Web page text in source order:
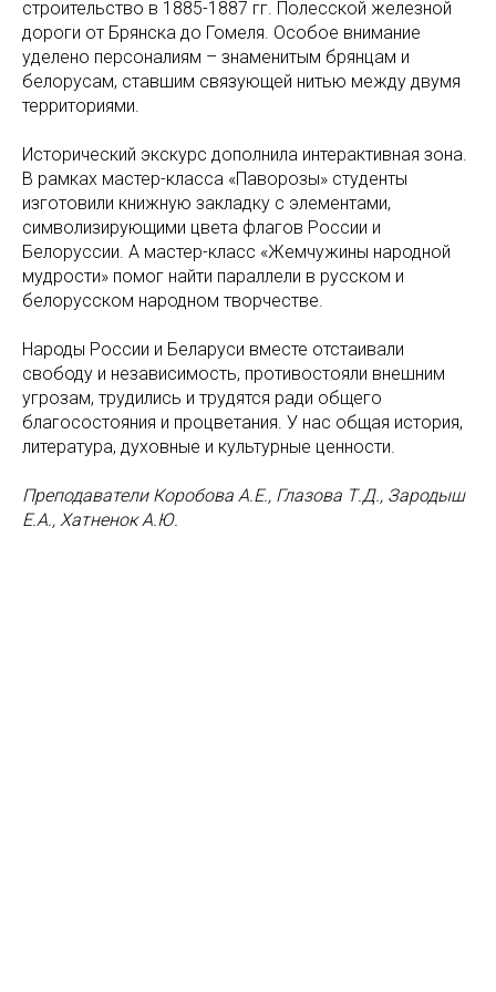
строительство в 1885-1887 гг. Полесской железной
дороги от Брянска до Гомеля. Особое внимание
уделено персоналиям – знаменитым брянцам и
белорусам, ставшим связующей нитью между двумя
территориями.
Исторический экскурс дополнила интерактивная зона.
В рамках мастер-класса «Паворозы» студенты
изготовили книжную закладку с элементами,
символизирующими цвета флагов России и
Белоруссии. А мастер-класс «Жемчужины народной
мудрости» помог найти параллели в русском и
белорусском народном творчестве.
Народы России и Беларуси вместе отстаивали
свободу и независимость, противостояли внешним
угрозам, трудились и трудятся ради общего
благосостояния и процветания. У нас общая история,
литература, духовные и культурные ценности.
Преподаватели Коробова А.Е., Глазова Т.Д., Зародыш
Е.А., Хатненок А.Ю.